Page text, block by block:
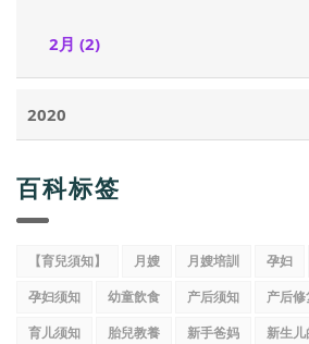
2月 (2)
2020
百科标签
【育兒須知】 月嫂 月嫂培訓 孕妇
孕妇须知
幼童飲食 产后须知 产后修
育儿须知
胎兒教養 新手爸妈 新生